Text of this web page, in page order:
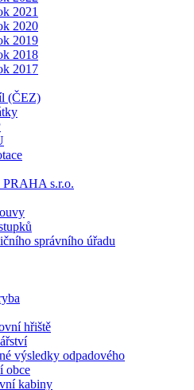
2021
2020
2019
2018
2017
(ČEZ)
PRAHA s.r.o.
správního úřadu
hřiště
výsledky odpadového
obce
kabiny